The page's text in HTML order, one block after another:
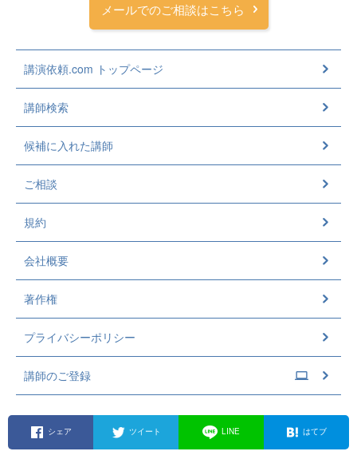
メールでのご相談はこちら
講演依頼.com トップページ
講師検索
候補に入れた講師
ご相談
規約
会社概要
著作権
プライバシーポリシー
講師のご登録
シェア ツイート LINE はてブ